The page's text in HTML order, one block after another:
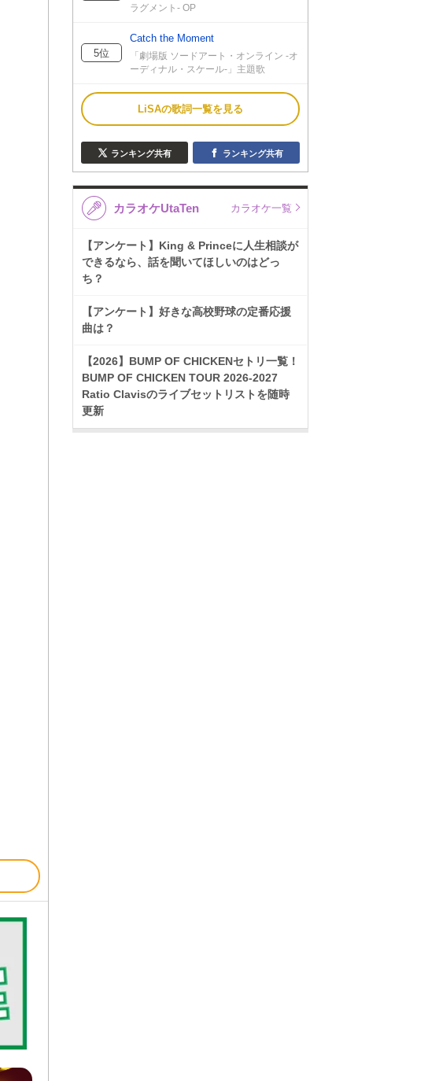
ラグメント- OP
5位
Catch the Moment
「劇場版 ソードアート・オンライン -オ
ーディナル・スケール-」主題歌
LiSAの歌詞一覧を見る
ランキング共有 ランキング共有
カラオケUtaTen カラオケ一覧
【アンケート】King & Princeに人生相談が
できるなら、話を聞いてほしいのはどっ
ち？
【アンケート】好きな高校野球の定番応援
曲は？
【2026】BUMP OF CHICKENセトリ一覧！
BUMP OF CHICKEN TOUR 2026-2027
Ratio Clavisのライブセットリストを随時
更新